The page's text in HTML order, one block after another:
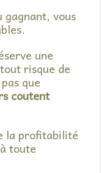
gagnant, vous
une
risque de
que
coutent
la profitabilité
toute